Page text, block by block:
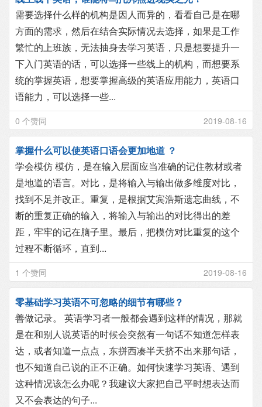
需要选择什么样的机构是因人而异的，看看自己是在哪
方面的需求，然后在结合实际情况去选择，如果是工作
繁忙的上班族，无法抽身去学习英语，只是想要提升一
下入门英语的话，可以选择一些线上的机构，而想要系
统的掌握英语，想要掌握高级的英语应用能力，英语口
语能力，可以选择一些...
0 个赞同 2019-08-16
掌握什么可以使英语口语会更加地道 ？
学会模仿 模仿，是在输入层面应当准确的记住教材或者
是地道的语言。对比，是将输入与输出做多维度对比，
找到不足并改正。重复，是根据艾宾浩斯遗忘曲线，不
断的重复正确的输入，将输入与输出的对比得出的差
距，牢牢的记在脑子里。最后，把模仿对比重复的这个
过程不断循环，直到...
1 个赞同 2019-08-16
零基础学习英语不可忽略的细节有哪些？
善做记录。 英语学习者一般都会遇到这样的情况，那就
是在和别人说英语的时候会突然有一句话不知道怎样表
达，或者知道一点点，东拼西凑半天挤不出来那句话，
也不知道自己说的正不正确。如何快速学习英语、遇到
这种情况该怎么办呢？我建议大家把自己平时想表达而
又不会表达的句子...